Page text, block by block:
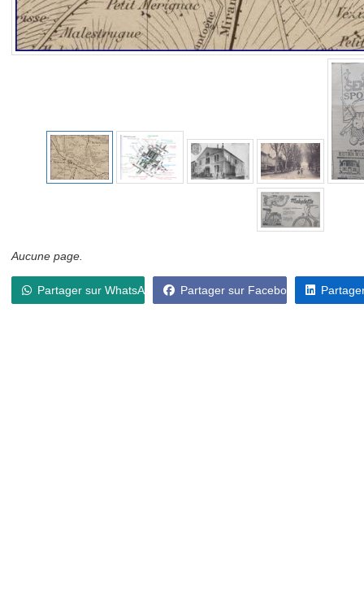
Aucune page.
Partager sur WhatsApp Partager sur Facebook